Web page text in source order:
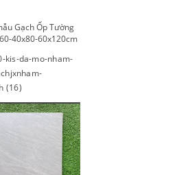
Gạch Ốp Tường
40x80-60x120cm
kis-da-mo-nham-
(16)